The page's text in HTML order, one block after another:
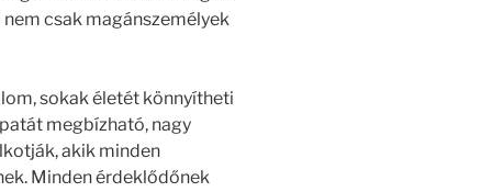
csak magánszemélyek
sokak életét könnyítheti
megbízható, nagy
akik minden
Minden érdeklődőnek